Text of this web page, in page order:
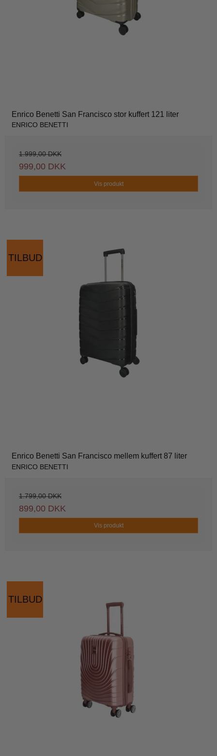
Enrico Benetti San Francisco stor kuffert 121 liter
ENRICO BENETTI
1.999,00 DKK
999,00 DKK
Vis produkt
TILBUD
Enrico Benetti San Francisco mellem kuffert 87 liter
ENRICO BENETTI
1.799,00 DKK
899,00 DKK
Vis produkt
TILBUD